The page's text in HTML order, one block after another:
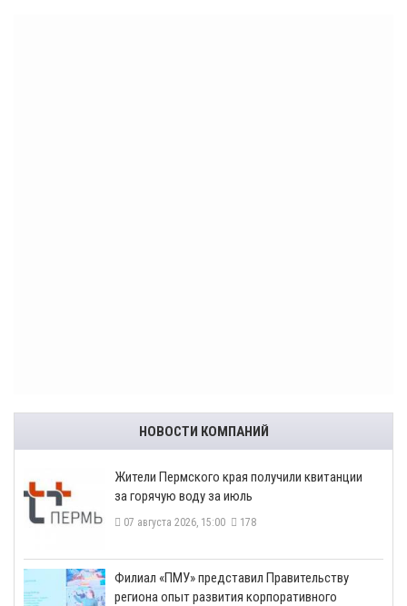
НОВОСТИ КОМПАНИЙ
​Жители Пермского края получили квитанции
за горячую воду за июль
07 августа 2026, 15:00 178
​Филиал «ПМУ» представил Правительству
региона опыт развития корпоративного